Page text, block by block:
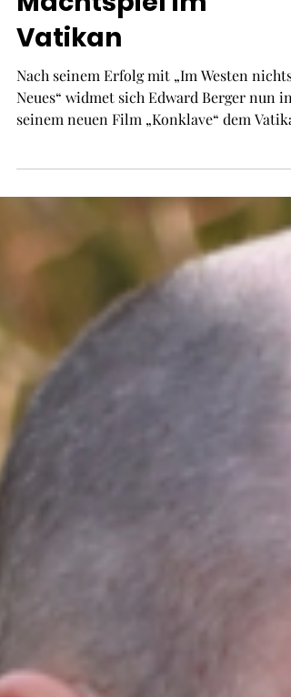
Kritik zu „Konklave“:
Ein fesselndes
Machtspiel im
Vatikan
seinem neuen Film „Konklave“ dem